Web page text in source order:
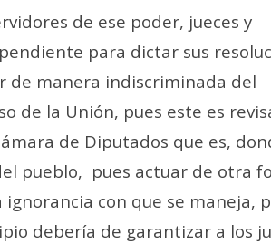
de ese poder, jueces y
para dictar sus
de manera indiscriminada del
de la Unión, pues este es
de Diputados que es,
pueblo, pues actuar de otra
con que se maneja,
debería de garantizar a los